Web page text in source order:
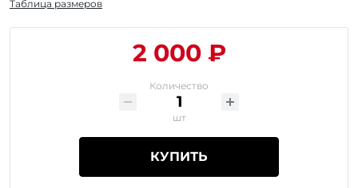
Таблица размеров
2 000 ₽
Количество
шт
КУПИТЬ